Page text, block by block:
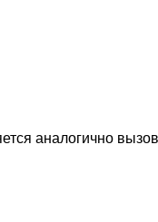
аналогично